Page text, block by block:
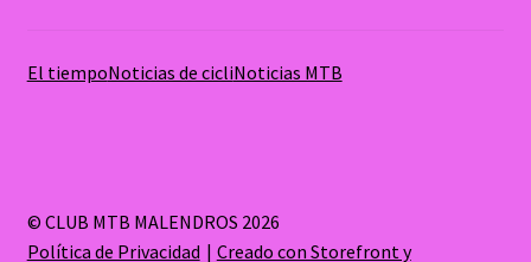
El tiempoNoticias de cicliNoticias MTB
© CLUB MTB MALENDROS 2026
Política de Privacidad
Creado con Storefront y